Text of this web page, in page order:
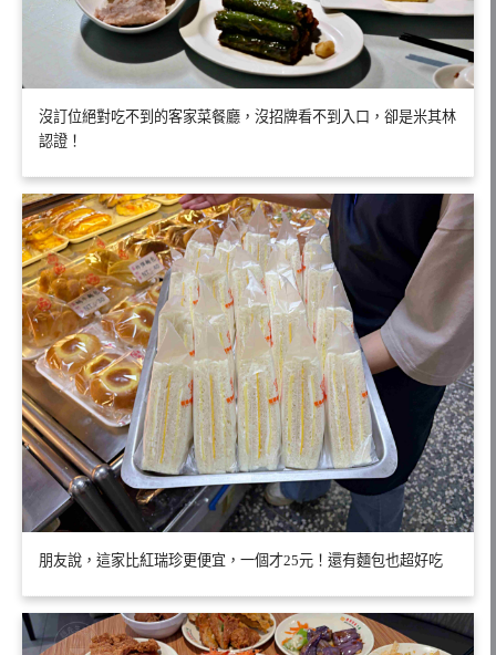
沒訂位絕對吃不到的客家菜餐廳，沒招牌看不到入口，卻是米其林
認證！
朋友說，這家比紅瑞珍更便宜，一個才25元！還有麵包也超好吃